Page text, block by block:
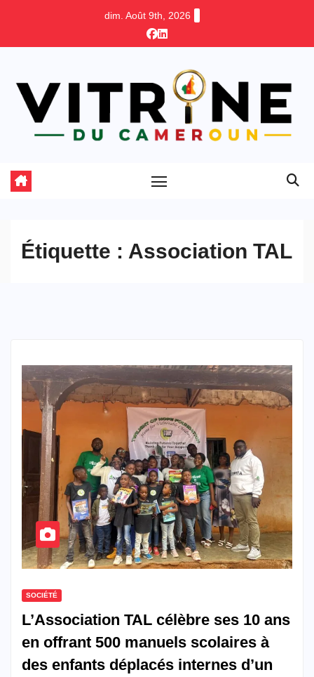
dim. Août 9th, 2026
Étiquette : Association TAL
SOCIÉTÉ
L’Association TAL célèbre ses 10 ans
en offrant 500 manuels scolaires à
des enfants déplacés internes d’un